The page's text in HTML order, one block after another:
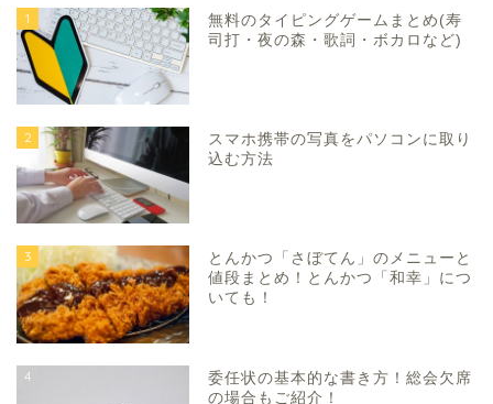
1
無料のタイピングゲームまとめ(寿
司打・夜の森・歌詞・ボカロなど)
2
スマホ携帯の写真をパソコンに取り
込む方法
3
とんかつ「さぼてん」のメニューと
値段まとめ！とんかつ「和幸」につ
いても！
4
委任状の基本的な書き方！総会欠席
の場合もご紹介！